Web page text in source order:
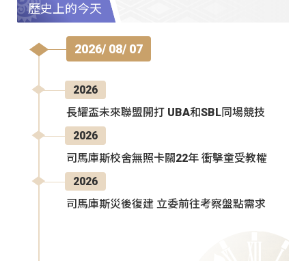
歷史上的今天
2026/ 08/ 07
2026
長耀盃未來聯盟開打 UBA和SBL同場競技
2026
司馬庫斯校舍無照卡關22年 衝擊童受教權
2026
司馬庫斯災後復建 立委前往考察盤點需求